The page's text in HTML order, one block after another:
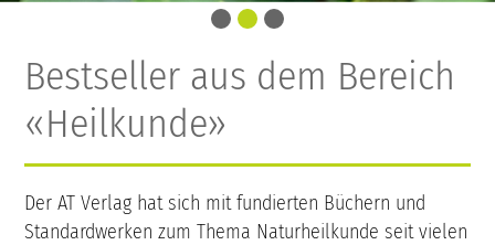
Bestseller aus dem Bereich
«Heilkunde»
Der AT Verlag hat sich mit fundierten Büchern und
Standardwerken zum Thema Naturheilkunde seit vielen